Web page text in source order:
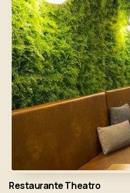
Restaurante Theatro